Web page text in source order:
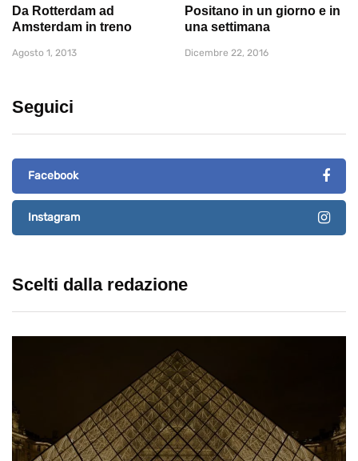
Da Rotterdam ad
Amsterdam in treno
Agosto 1, 2013
Positano in un giorno e in
una settimana
Dicembre 22, 2016
Seguici
Facebook
Instagram
Scelti dalla redazione